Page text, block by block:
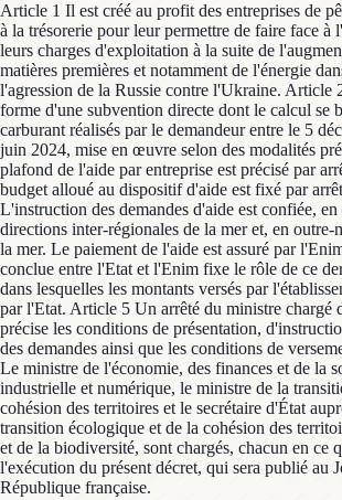
Article 1 Il est créé au profit des entreprises de
à la trésorerie pour leur permettre de faire face à
leurs charges d'exploitation à la suite de
matières premières et notamment de l'énergie
l'agression de la Russie contre l'Ukraine. Article
forme d'une subvention directe dont le calcul se
carburant réalisés par le demandeur entre le 5
juin 2024, mise en œuvre selon des modalités
plafond de l'aide par entreprise est précisé par
budget alloué au dispositif d'aide est fixé par
L'instruction des demandes d'aide est confiée,
directions inter-régionales de la mer et, en outre-
la mer. Le paiement de l'aide est assuré par
conclue entre l'Etat et l'Enim fixe le rôle de ce
dans lesquelles les montants versés par
par l'Etat. Article 5 Un arrêté du ministre chargé
précise les conditions de présentation,
des demandes ainsi que les conditions de
Le ministre de l'économie, des finances et de la
industrielle et numérique, le ministre de la
cohésion des territoires et le secrétaire d'État
transition écologique et de la cohésion des
et de la biodiversité, sont chargés, chacun en ce
l'exécution du présent décret, qui sera publié au
République française.